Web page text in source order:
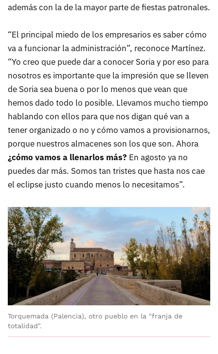
además con la de la mayor parte de fiestas patronales.
“El principal miedo de los empresarios es saber cómo
va a funcionar la administración”, reconoce Martínez.
“Yo creo que puede dar a conocer Soria y por eso para
nosotros es importante que la impresión que se lleven
de Soria sea buena o por lo menos que vean que
hemos dado todo lo posible. Llevamos mucho tiempo
hablando con ellos para que nos digan qué van a
tener organizado o no y cómo vamos a provisionarnos,
porque nuestros almacenes son los que son. Ahora
¿cómo vamos a llenarlos más? En agosto ya no
puedes dar más. Somos tan tristes que hasta nos cae
el eclipse justo cuando menos lo necesitamos”.
Torquemada (Palencia), otro pueblo en la "franja de
totalidad".